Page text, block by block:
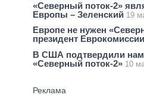
«Северный поток-2»
Европы – Зеленский 19
Европе не нужен
президент Еврокомиссии
В США подтвердили
«Северный поток-2» 10